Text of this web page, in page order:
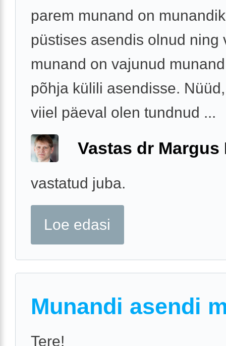
parem munand on
püstises asendis olnud ning
munand on vajunud
põhja külili asendisse.
viiel päeval olen tundnud ...
Vastas dr Margus
vastatud juba.
Loe edasi
Munandi asendi
Tere!